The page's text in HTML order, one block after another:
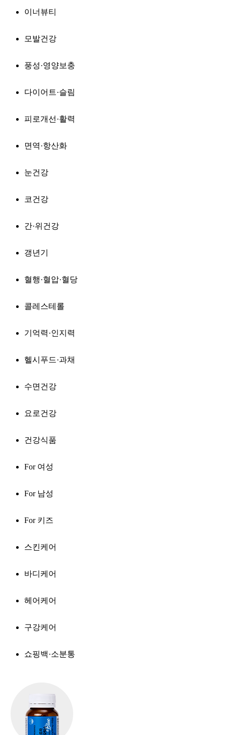
이너뷰티
모발건강
풍성·영양보충
다이어트·슬림
피로개선·활력
면역·항산화
눈건강
코건강
간·위건강
갱년기
혈행·혈압·혈당
콜레스테롤
기억력·인지력
헬시푸드·과채
수면건강
요로건강
건강식품
For 여성
For 남성
For 키즈
스킨케어
바디케어
헤어케어
구강케어
쇼핑백·소분통